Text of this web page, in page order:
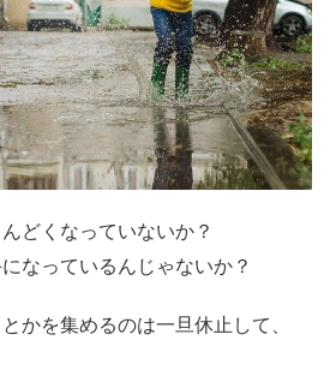
どくなっていないか？
なっているんじゃないか？
かを集めるのは一旦休止して、